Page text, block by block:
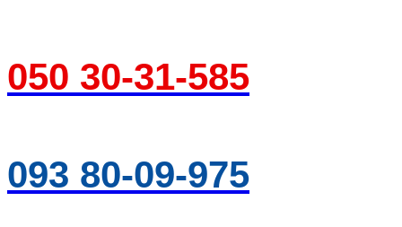
050 30-31-585
093 80-09-975